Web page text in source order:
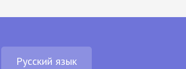
Русский язык